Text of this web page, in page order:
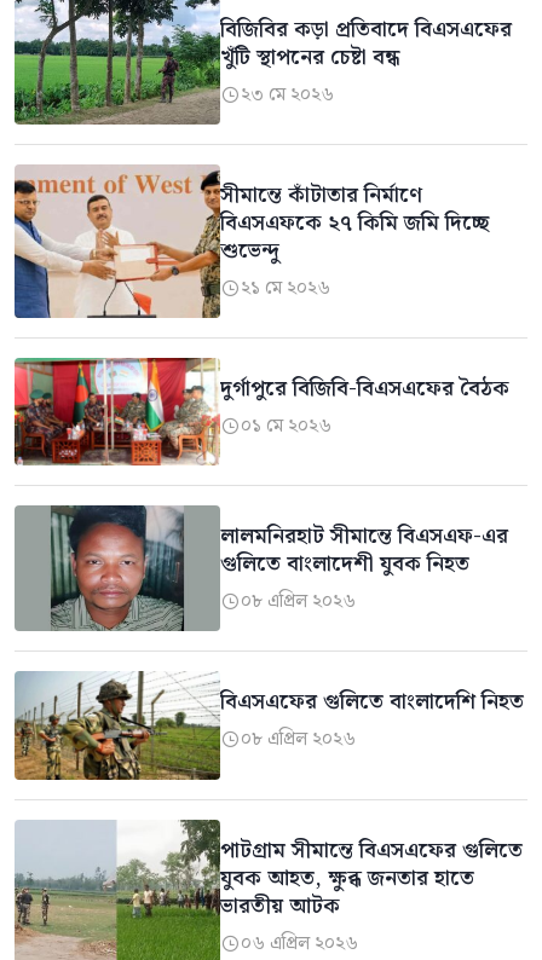
বিজিবির কড়া প্রতিবাদে বিএসএফের
খুঁটি স্থাপনের চেষ্টা বন্ধ
২৩ মে ২০২৬
সীমান্তে কাঁটাতার নির্মাণে
বিএসএফকে ২৭ কিমি জমি দিচ্ছে
শুভেন্দু
২১ মে ২০২৬
দুর্গাপুরে বিজিবি-বিএসএফের বৈঠক
০১ মে ২০২৬
লালমনিরহাট সীমান্তে বিএসএফ-এর
গুলিতে বাংলাদেশী যুবক নিহত
০৮ এপ্রিল ২০২৬
বিএসএফের গুলিতে বাংলাদেশি নিহত
০৮ এপ্রিল ২০২৬
পাটগ্রাম সীমান্তে বিএসএফের গুলিতে
যুবক আহত, ক্ষুব্ধ জনতার হাতে
ভারতীয় আটক
০৬ এপ্রিল ২০২৬